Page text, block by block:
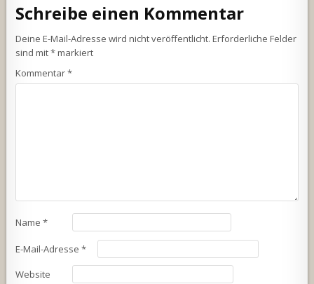
Schreibe einen Kommentar
Deine E-Mail-Adresse wird nicht veröffentlicht. Erforderliche Felder
sind mit*markiert
Kommentar*
Name*
E-Mail-Adresse*
Website